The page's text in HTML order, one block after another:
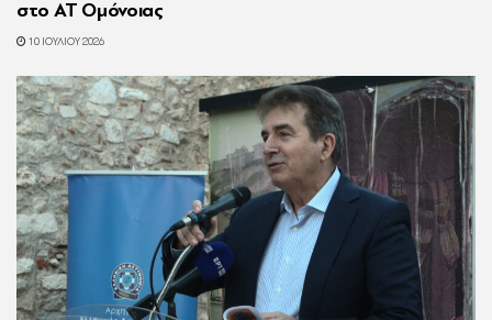
στο ΑΤ Ομόνοιας
10 ΙΟΥΛΊΟΥ 2026